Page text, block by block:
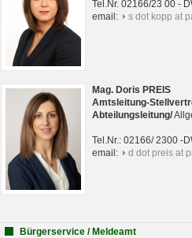
Tel.Nr. 02166/23 00 -
email:
s dot kopp at
Mag. Doris PREIS
Amtsleitung-
Abteilungsleitung/
Tel.Nr.: 02166/ 2300 -
email:
d dot preis at
Bürgerservice / Meldeamt